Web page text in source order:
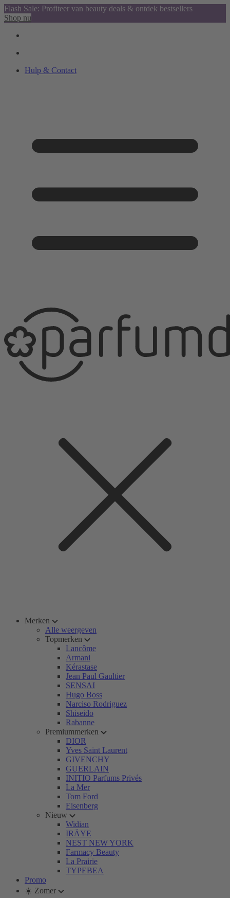
Flash Sale: Profiteer van beauty deals & ontdek bestsellers
Shop nu
Hulp & Contact
Merken
Alle weergeven
Topmerken
Lancôme
Armani
Kérastase
Jean Paul Gaultier
SENSAI
Hugo Boss
Narciso Rodriguez
Shiseido
Rabanne
Premiummerken
DIOR
Yves Saint Laurent
GIVENCHY
GUERLAIN
INITIO Parfums Privés
La Mer
Tom Ford
Eisenberg
Nieuw
Widian
IRÄYE
NEST NEW YORK
Farmacy Beauty
La Prairie
TYPEBEA
Promo
☀️ Zomer